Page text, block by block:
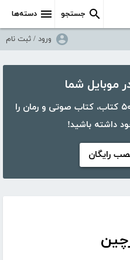
دسته‌ها جستجو
ورود / ثبت نام
با اپلیکیشن کتابراه، بیش از ۵۰،۰۰۰ کتاب، کتاب صوتی و رمان را
داشته باشید!
رایگان